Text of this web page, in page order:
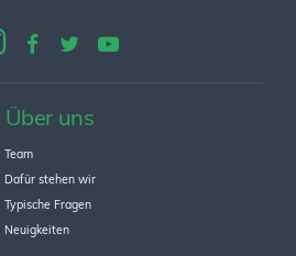
Über uns
Team
Dafür stehen wir
Typische Fragen
Neuigkeiten